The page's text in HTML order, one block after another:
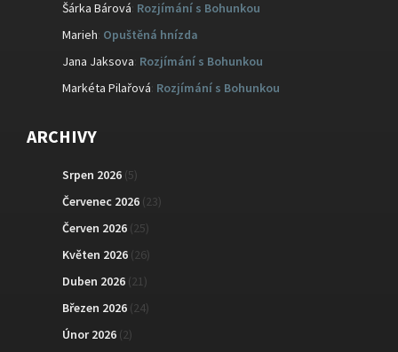
Šárka Bárová Rozjímání s Bohunkou
Marieh Opuštěná hnízda
Jana Jaksova: Rozjímání s Bohunkou
Markéta Pilařová: Rozjímání s Bohunkou
ARCHIVY
Srpen 2026 (5)
Červenec 2026 (23)
Červen 2026 (25)
Květen 2026 (26)
Duben 2026 (21)
Březen 2026 (24)
Únor 2026 (2)